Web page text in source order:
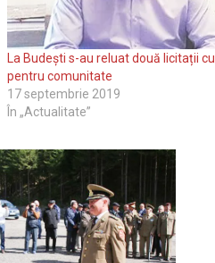
La Budești s-au reluat două licitații
pentru comunitate
17 septembrie 2019
În „Actualitate”